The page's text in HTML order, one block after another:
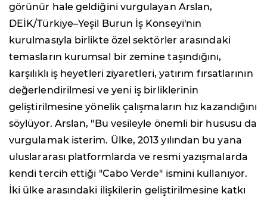
görünür hale geldiğini vurgulayan Arslan,
DEİK/Türkiye–Yeşil Burun İş Konseyi'nin
kurulmasıyla birlikte özel sektörler arasındaki
temasların kurumsal bir zemine taşındığını,
karşılıklı iş heyetleri ziyaretleri, yatırım fırsatlarının
değerlendirilmesi ve yeni iş birliklerinin
geliştirilmesine yönelik çalışmaların hız kazandığını
söylüyor. Arslan, "Bu vesileyle önemli bir hususu da
vurgulamak isterim. Ülke, 2013 yılından bu yana
uluslararası platformlarda ve resmi yazışmalarda
kendi tercih ettiği "Cabo Verde" ismini kullanıyor.
İki ülke arasındaki ilişkilerin geliştirilmesine katkı